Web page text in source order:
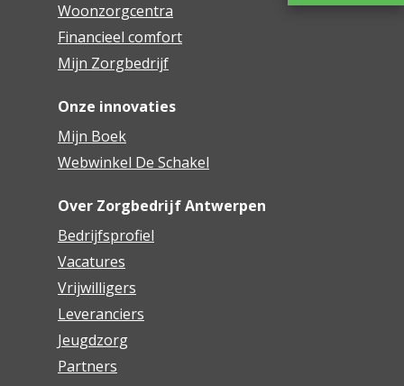
Woonzorgcentra
Financieel comfort
Mijn Zorgbedrijf
Onze innovaties
Mijn Boek
Webwinkel De Schakel
Over Zorgbedrijf Antwerpen
Bedrijfsprofiel
Vacatures
Vrijwilligers
Leveranciers
Jeugdzorg
Partners